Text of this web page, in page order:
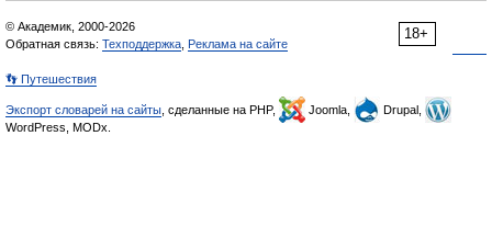
18+
© Академик, 2000-2026
Обратная связь: Техподдержка Реклама на сайте
👣 Путешествия
Экспорт словарей на сайты , сделанные на PHP, Joomla,
Drupal,
WordPress, MODx.